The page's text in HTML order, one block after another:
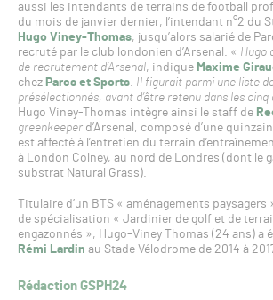
aussi les intendants de terrains de football
du mois de janvier dernier, l’intendant n°2 du
Hugo Viney-Thomas, jusqu’alors salarié de
recruté par le club londonien d’Arsenal. « Hugo
de recrutement d’Arsenal, indique Maxime
chez Parcs et Sports. Il figurait parmi une liste
présélectionnés, avant d’être retenu dans les
Hugo Viney-Thomas intègre ainsi le staff de
greenkeeper d’Arsenal, composé d’une
est affecté à l’entretien du terrain
à London Colney, au nord de Londres (dont le
substrat Natural Grass).
Titulaire d’un BTS « aménagements paysagers
de spécialisation « Jardinier de golf et de
engazonnés », Hugo-Viney Thomas (24 ans) a
Rémi Lardin au Stade Vélodrome de 2014 à
Rédaction GSPH24